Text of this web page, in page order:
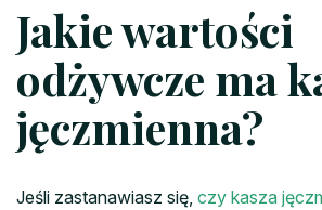
Jakie wartości
odżywcze ma
jęczmienna?
Jeśli zastanawiasz się, czy kasza